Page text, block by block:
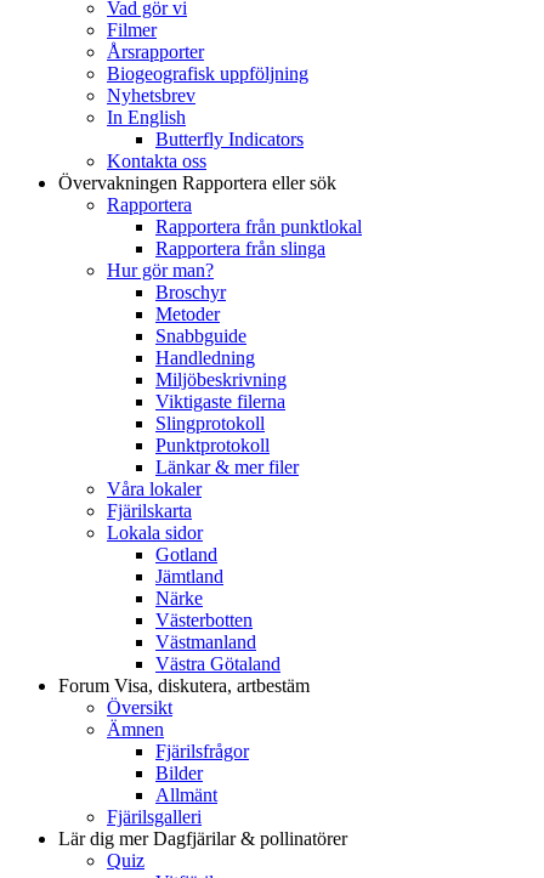
Vad gör vi
Filmer
Årsrapporter
Biogeografisk uppföljning
Nyhetsbrev
In English
Butterfly Indicators
Kontakta oss
Övervakningen Rapportera eller sök
Rapportera
Rapportera från punktlokal
Rapportera från slinga
Hur gör man?
Broschyr
Metoder
Snabbguide
Handledning
Miljöbeskrivning
Viktigaste filerna
Slingprotokoll
Punktprotokoll
Länkar & mer filer
Våra lokaler
Fjärilskarta
Lokala sidor
Gotland
Jämtland
Närke
Västerbotten
Västmanland
Västra Götaland
Forum Visa, diskutera, artbestäm
Översikt
Ämnen
Fjärilsfrågor
Bilder
Allmänt
Fjärilsgalleri
Lär dig merDagfjärilar & pollinatörer
Quiz